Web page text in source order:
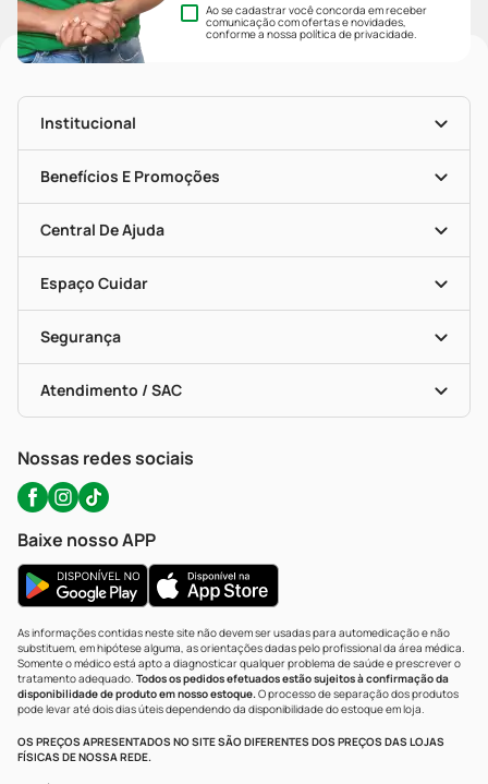
Ao se cadastrar você concorda em receber
comunicação com ofertas e novidades,
conforme a nossapolítica de privacidade.
Institucional
História
Nossas Lojas
Mapa De Categorias
Blog Da PP
Seja Uma Loja Parceira
Benefícios E Promoções
Clube PP
Convênios
Programa Popular Do Brasil
Encarte De Ofertas
Dermaclub
Descontos De Laboratório (PBM)
Cupons E Ofertas
Central De Ajuda
Entrega
Recompra Programada
Compras Com Receita
Alomed (tele-Entrega)
Formas De Pagamento
Troca E Devolução
Bulas De A A Z
Políticas De Marketplace
Espaço Cuidar
Vacinas
Serviços Farmacêuticos
Testes Rápidos
Autoteste Covid-19
Segurança
Certificado De Segurança
Portal Da Privacidade
Atendimento / SAC
WhatsApp (47) 9202-1687
Nossas redes sociais
Baixe nosso APP
As informações contidas neste site não devem ser usadas para automedicação e não
substituem, em hipótese alguma, as orientações dadas pelo profissional da área médica.
Somente o médico está apto a diagnosticar qualquer problema de saúde e prescrever o
tratamento adequado. Todos os pedidos efetuados estão sujeitos à confirmação da
disponibilidade de produto em nosso estoque.O processo de separação dos produtos
pode levar até dois dias úteis dependendo da disponibilidade do estoque em loja.
OS PREÇOS APRESENTADOS NO SITE SÃO DIFERENTES DOS PREÇOS DAS LOJAS
FÍSICAS DE NOSSA REDE.